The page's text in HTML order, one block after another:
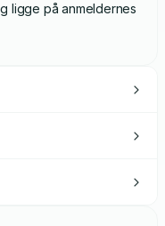
ligge på anmeldernes